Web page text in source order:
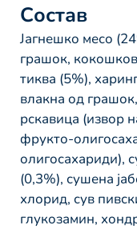
Состав
Јагнешко месо
грашок,
тиква (5%),
влакна од
рскавица (извор
фрукто-
олигосахариди),
(0,3%), сушена
хлорид, сув
глукозамин,